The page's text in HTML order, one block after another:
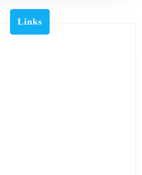
Links